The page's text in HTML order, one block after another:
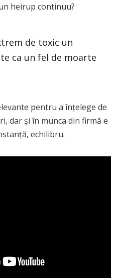
heirup continuu?
de toxic un
ca un fel de moarte
pentru a înțelege de
dar și în munca din firmă e
echilibru.